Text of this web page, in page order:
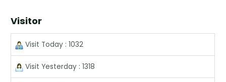
Visitor
Visit Today : 1032
Visit Yesterday : 1318